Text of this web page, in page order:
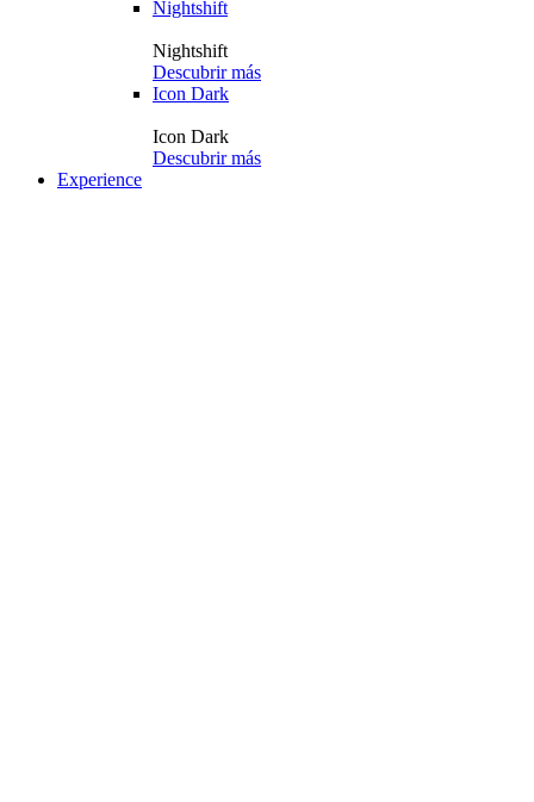
Nightshift
Nightshift
Descubrir más
Icon Dark
Icon Dark
Descubrir más
Experience